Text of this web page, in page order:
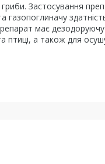
Застосування
має
птиці, а також для